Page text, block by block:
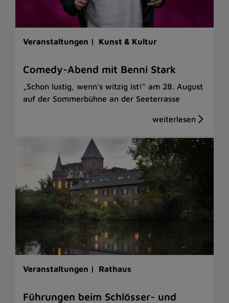
Veranstaltungen | Kunst & Kultur
Comedy-Abend mit Benni Stark
„Schon lustig, wenn’s witzig ist!“ am 28. August
auf der Sommerbühne an der Seeterrasse
Veranstaltungen | Rathaus
Führungen beim Schlösser- und